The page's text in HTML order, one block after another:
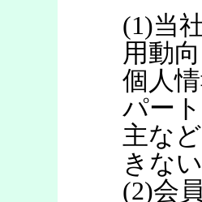
(1)当
用動
個人
パー
主な
きな
(2)会